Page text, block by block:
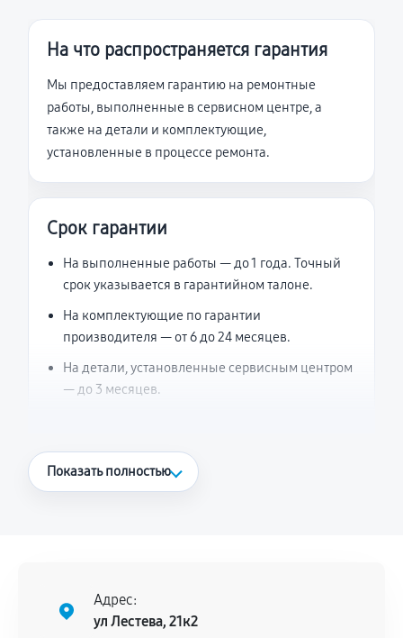
На что распространяется гарантия
Мы предоставляем гарантию на ремонтные
работы, выполненные в сервисном центре, а
также на детали и комплектующие,
установленные в процессе ремонта.
Срок гарантии
На выполненные работы — до 1 года. Точный
срок указывается в гарантийном талоне.
На комплектующие по гарантии
производителя — от 6 до 24 месяцев.
На детали, установленные сервисным центром
— до 3 месяцев.
Что считается гарантийным случаем
нормальной эксплуатации в течение
гарантийного срока.
Показать полностью
Адрес:
ул Лестева, 21к2